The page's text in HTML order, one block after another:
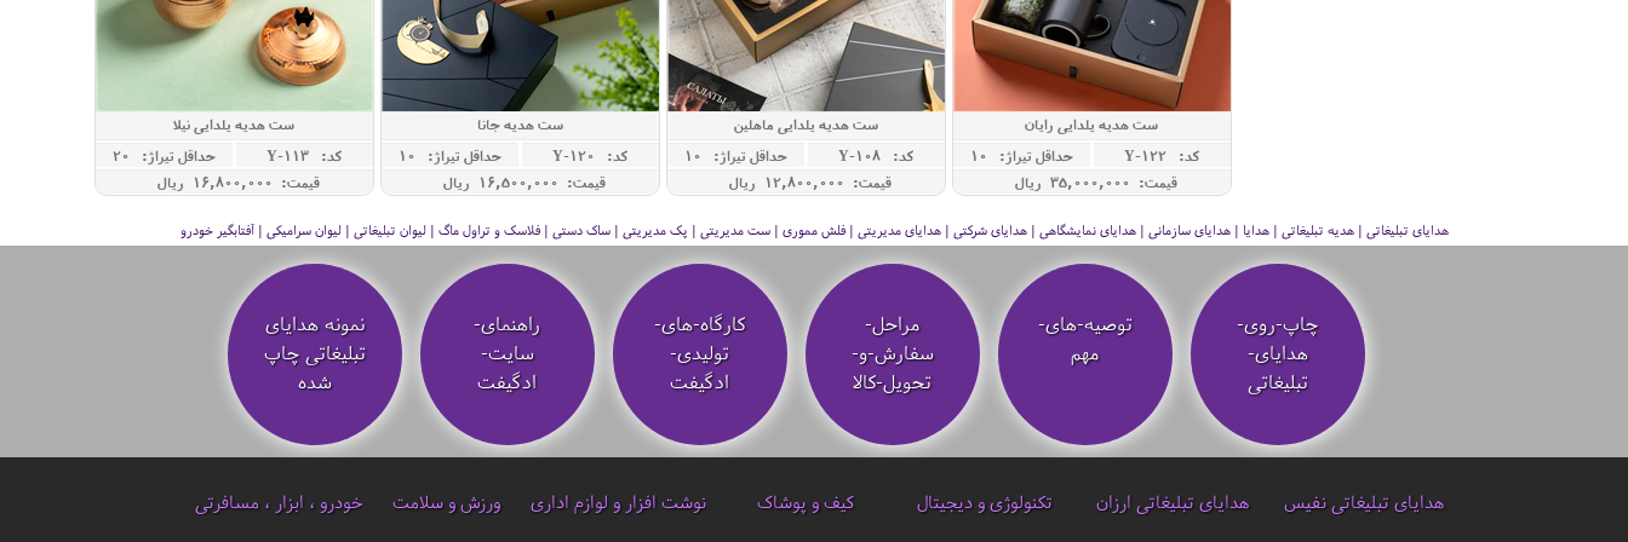
ست هدیه یلدایی رایان
کد: Y-122
حداقل تيراژ: 10
قیمت: 35,000,000 ريال
ست هدیه یلدایی ماهلین
کد: Y-108
حداقل تيراژ: 10
قیمت: 12,800,000 ريال
ست هدیه جانا
کد: Y-120
حداقل تيراژ: 10
قیمت: 16,500,000 ريال
ست هدیه یلدایی نیلا
کد: Y-113
حداقل تيراژ: 20
قیمت: 16,800,000 ريال
هدایای تبلیغاتی | هدیه تبلیغاتی | هدایا | هدایای سازمانی | هدایای نمایشگاهی | هدایای شرکتی | هدایای مدیریتی | فلش مموری | ست مدیریتی | پک مدیریتی | ساک دستی | فلاسک و تراول ماگ | لیوان تبلیغاتی | لیوان سرامیکی | آفتابگیر خودرو
چاپ-روی-
هدایای-
تبلیغاتی
توصیه‌-های-
مهم
مراحل-
سفارش-و-
تحویل-کالا
کارگاه-های-
تولیدی-
ادگیفت
راهنمای-
سایت-
ادگیفت
نمونه هدایای
تبلیغاتی چاپ
شده
هدایای تبلیغاتی نفیس هدایای تبلیغاتی ارزان تکنولوژی و دیجیتال کیف و پوشاک نوشت افزار و لوازم اداری ورزش و سلامت خودرو ، ابزار ، مسافرتی